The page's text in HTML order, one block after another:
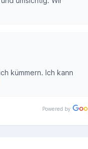
kümmern. Ich kann
Powered by